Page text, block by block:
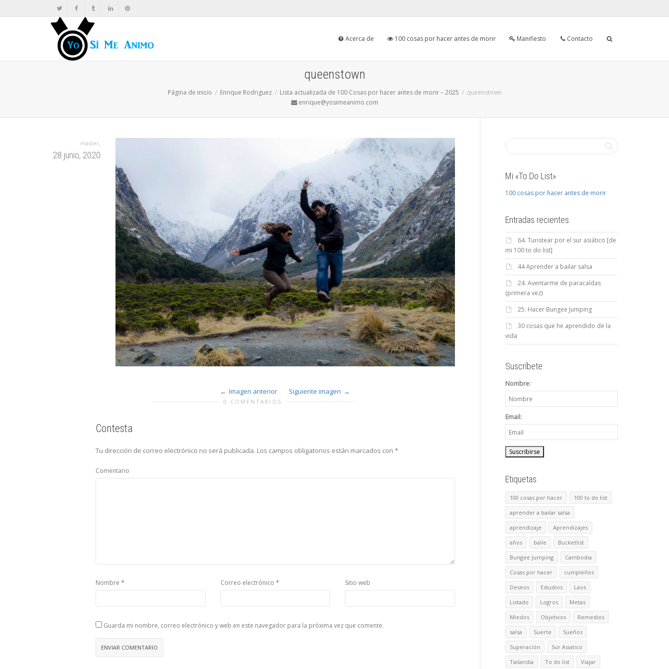
Acerca de 100 cosas por hacer antes de morir Manifiesto Contacto
queenstown
Página de inicio Enrique Rodriguez Lista actualizada de 100 Cosas por hacer antes de morir – 2025
queenstown
enrique@yosimeanimo.com
master,
28 junio, 2020
Imagen anterior Siguiente imagen
0 COMENTARIOS
Contesta
Tu dirección de correo electrónico no será publicada. Los campos obligatorios están marcados con *
Comentario
Nombre * Correo electrónico * Sitio web
Guarda mi nombre, correo electrónico y web en este navegador para la próxima vez que comente.
Mi «To Do List»
100 cosas por hacer antes de morir
Entradas recientes
64. Turistear por el sur asiático [de
mi 100 to do list]
44 Aprender a bailar salsa
24. Aventarme de paracaídas
(primera vez)
25. Hacer Bungee Jumping
30 cosas que he aprendido de la
vida
Suscríbete
Nombre:
Email:
Etiquetas
100 cosas por hacer
100 to do list
aprender a bailar salsa
aprendizaje
Aprendizajes
años
baile
Bucketlist
Bungee Jumping
Cambodia
Cosas por hacer
cumpleños
Deseos
Estudios
Laos
Listado
Logros
Metas
Miedos
Objetivos
Remedios
salsa
Suerte
Sueños
Superación
Sur Asiatico
Tailandia
To do list Viajar